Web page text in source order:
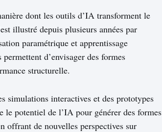
dont les outils d’IA transforment le
illustré depuis plusieurs années par
paramétrique et apprentissage
d’envisager des formes
structurelle.
simulations interactives et des prototypes
potentiel de l’IA pour générer des formes
offrant de nouvelles perspectives sur